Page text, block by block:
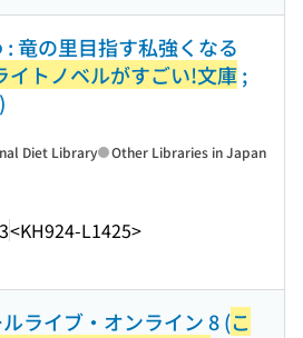
: 竜の里目指す私強くなる
イトノベルがすごい!文庫;
<KH924-L1425>
Diet Library Other Libraries in Japan
ライブ・オンライン 8 (こ